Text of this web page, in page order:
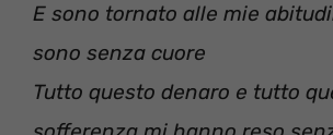
E sono tornato alle mie
sono senza cuore
Tutto questo denaro e tutto